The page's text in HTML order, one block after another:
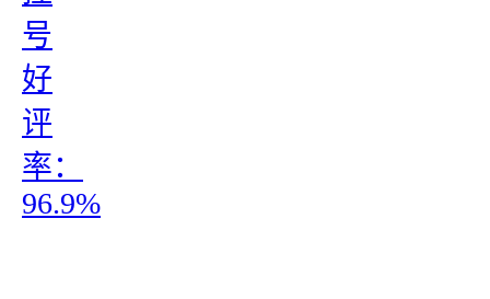
号
好
评
率：
96.9%